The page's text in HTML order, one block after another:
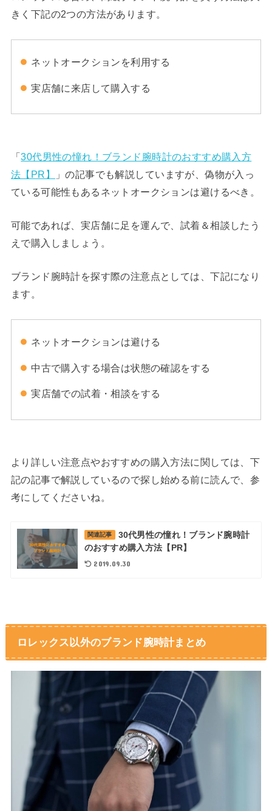
きく下記の2つの方法があります。
ネットオークションを利用する
実店舗に来店して購入する
「30代男性の憧れ！ブランド腕時計のおすすめ購入方
法【PR】
」の記事でも解説していますが、偽物が入っ
ている可能性もあるネットオークションは避けるべき。
可能であれば、実店舗に足を運んで、試着＆相談したう
えで購入しましょう。
ブランド腕時計を探す際の注意点としては、下記になり
ます。
ネットオークションは避ける
中古で購入する場合は状態の確認をする
実店舗での試着・相談をする
より詳しい注意点やおすすめの購入方法に関しては、下
記の記事で解説しているので探し始める前に読んで、参
考にしてくださいね。
関連記事
30代男性の憧れ！ブランド腕時計
のおすすめ購入方法【PR】
2019.09.30
ロレックス以外のブランド腕時計まとめ